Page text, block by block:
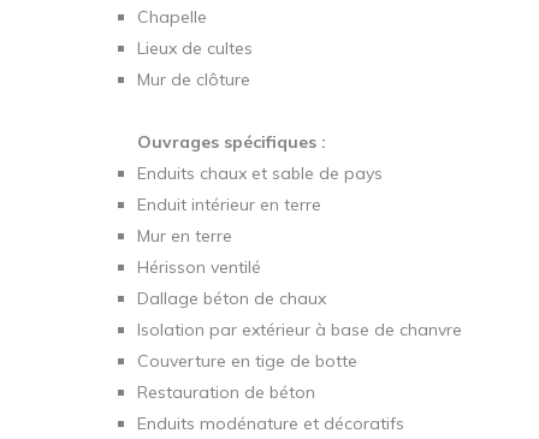
Chapelle
Lieux de cultes
Mur de clôture
Ouvrages spécifiques :
Enduits chaux et sable de pays
Enduit intérieur en terre
Mur en terre
Hérisson ventilé
Dallage béton de chaux
Isolation par extérieur à base de chanvre
Couverture en tige de botte
Restauration de béton
Enduits modénature et décoratifs